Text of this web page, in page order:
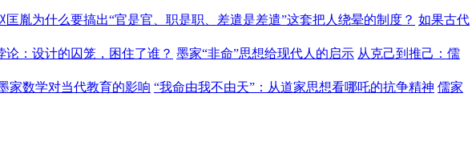
匡胤为什么要搞出“官是官、职是职、差遣是差遣”这套把人绕晕的制度？ 如果古代
论：设计的囚笼，困住了谁？ 墨家“非命”思想给现代人的启示 从克己到推己：儒
家数学对当代教育的影响 “我命由我不由天”：从道家思想看哪吒的抗争精神 儒家